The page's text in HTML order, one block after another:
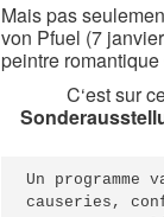
Mais pas
von Pfuel (7
peintre
C‘est sur
Un
causeries,